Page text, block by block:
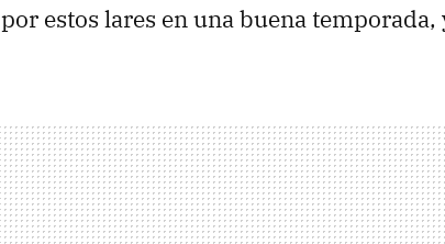
por estos lares en una buena temporada,